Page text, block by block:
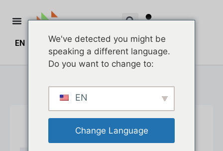
EN ZH_HK $0.00 0
We've detected you might be
speaking a different language.
Do you want to change to:
EN
Change Language